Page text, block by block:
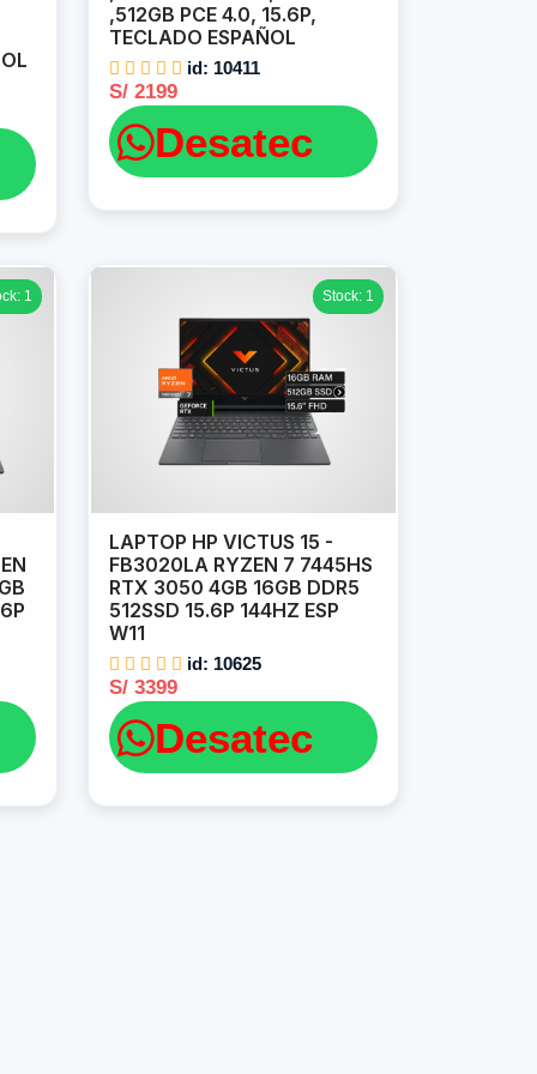
,512GB PCE 4.0, 15.6P,
TECLADO ESPAÑOL
id: 10411
S/ 2199
Desatec
1 Stock: 1
LAPTOP HP VICTUS 15 -
FB3020LA RYZEN 7 7445HS
RTX 3050 4GB 16GB DDR5
512SSD 15.6P 144HZ ESP
W11
id: 10625
S/ 3399
Desatec